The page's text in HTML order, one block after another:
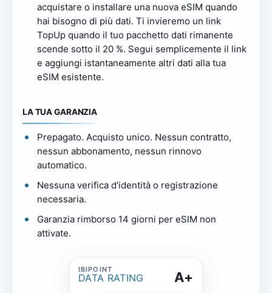
acquistare o installare una nuova eSIM quando
hai bisogno di più dati. Ti invieremo un link
TopUp quando il tuo pacchetto dati rimanente
scende sotto il 20 %. Segui semplicemente il link
e aggiungi istantaneamente altri dati alla tua
eSIM esistente.
LA TUA GARANZIA
Prepagato. Acquisto unico. Nessun contratto,
nessun abbonamento, nessun rinnovo
automatico.
Nessuna verifica d'identità o registrazione
necessaria.
Garanzia rimborso 14 giorni per eSIM non
attivate.
DATA RATING A+